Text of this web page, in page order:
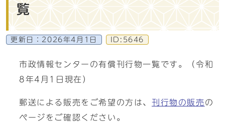
覧
更新日： 2026年4月1日 ID:5646
市政情報センターの有償刊行物一覧です。（令和
8年4月1日現在）
郵送による販売をご希望の方は、 刊行物の販売の
ページをご確認ください。